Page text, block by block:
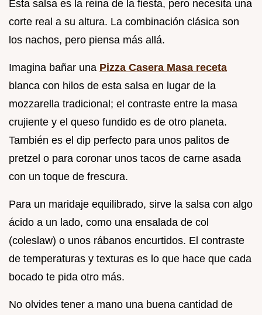
Esta salsa es la reina de la fiesta, pero necesita una
corte real a su altura. La combinación clásica son
los nachos, pero piensa más allá.
Imagina bañar una Pizza Casera Masa receta
blanca con hilos de esta salsa en lugar de la
mozzarella tradicional; el contraste entre la masa
crujiente y el queso fundido es de otro planeta.
También es el dip perfecto para unos palitos de
pretzel o para coronar unos tacos de carne asada
con un toque de frescura.
Para un maridaje equilibrado, sirve la salsa con algo
ácido a un lado, como una ensalada de col
(coleslaw) o unos rábanos encurtidos. El contraste
de temperaturas y texturas es lo que hace que cada
bocado te pida otro más.
No olvides tener a mano una buena cantidad de